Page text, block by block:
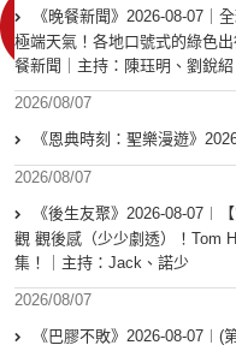
《晚餐新聞》2026-08-07｜
極端天氣！各地口號式的綠色
餐新聞｜主持：陳珏明、劉銳紹
2026/08/07
《恩典時刻：聖樂漫遊》
2026/08/07
《後生友聚》2026-08-07︱
觀 觀後感（少少劇透）！Tom
集！｜主持：Jack、諾少
2026/08/07
《巴膠不敗》2026-08-